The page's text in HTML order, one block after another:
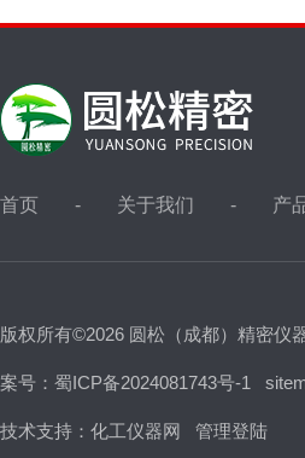
首页 关于我们 产
版权所有©2026 圆松（成都）精密
案号：蜀ICP备2024081743号-1
技术支持： 化工仪器网 管理登陆